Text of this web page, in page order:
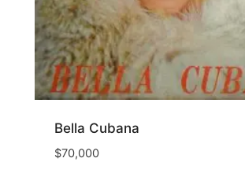
Bella Cubana
$70,000